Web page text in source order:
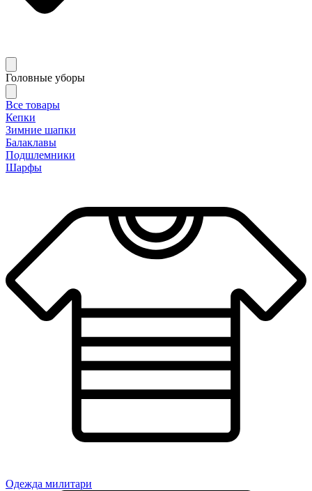
Головные уборы
Все товары
Кепки
Зимние шапки
Балаклавы
Подшлемники
Шарфы
Одежда милитари